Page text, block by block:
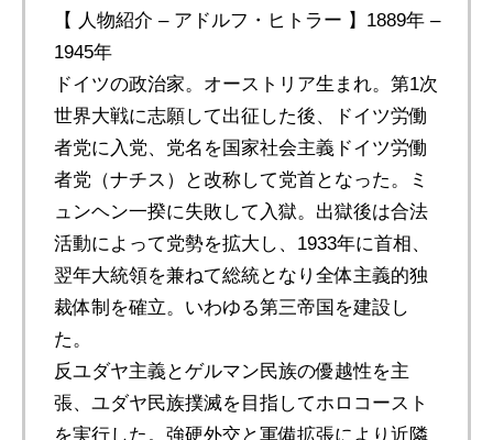
【 人物紹介 – アドルフ・ヒトラー 】1889年 –
1945年
ドイツの政治家。オーストリア生まれ。第1次
世界大戦に志願して出征した後、ドイツ労働
者党に入党、党名を国家社会主義ドイツ労働
者党（ナチス）と改称して党首となった。ミ
ュンヘン一揆に失敗して入獄。出獄後は合法
活動によって党勢を拡大し、1933年に首相、
翌年大統領を兼ねて総統となり全体主義的独
裁体制を確立。いわゆる第三帝国を建設し
た。
反ユダヤ主義とゲルマン民族の優越性を主
張、ユダヤ民族撲滅を目指してホロコースト
を実行した。強硬外交と軍備拡張により近隣